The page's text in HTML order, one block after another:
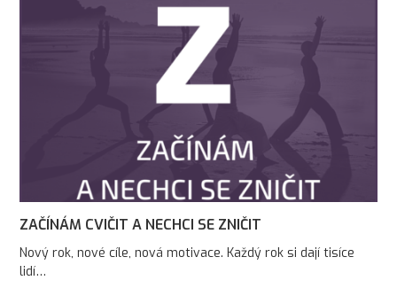
ZAČÍNÁM CVIČIT A NECHCI SE ZNIČIT
Nový rok, nové cíle, nová motivace. Každý rok si dají tisíce
lidí…